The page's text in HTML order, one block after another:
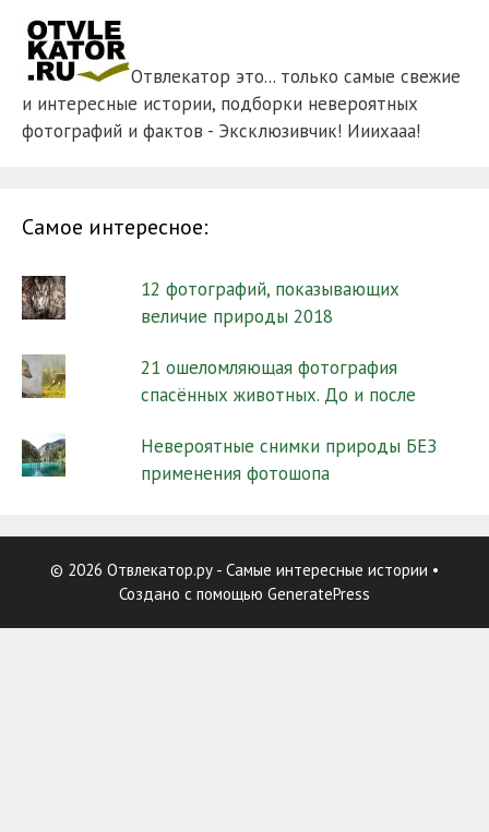
Отвлекатор это... только самые свежие
и интересные истории, подборки невероятных
фотографий и фактов - Эксклюзивчик! Ииихааа!
Самое интересное:
12 фотографий, показывающих
величие природы 2018
21 ошеломляющая фотография
спасённых животных. До и после
Невероятные снимки природы БЕЗ
применения фотошопа
© 2026 Отвлекатор.ру - Самые интересные истории •
Создано с помощью GeneratePress